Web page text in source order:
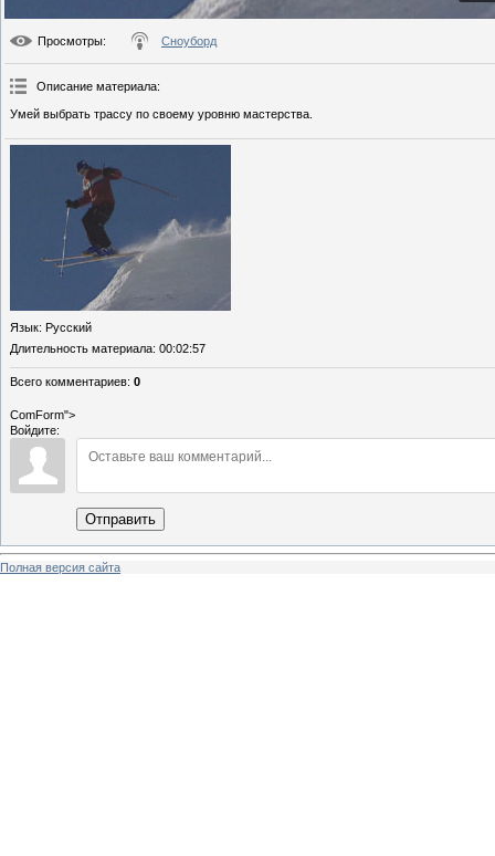
Просмотры: Сноуборд
Описание материала:
Умей выбрать трассу по своему уровню мастерства.
Язык: Русский
Длительность материала: 00:02:57
Всего комментариев: 0
ComForm">
Войдите:
Отправить
Полная версия сайта